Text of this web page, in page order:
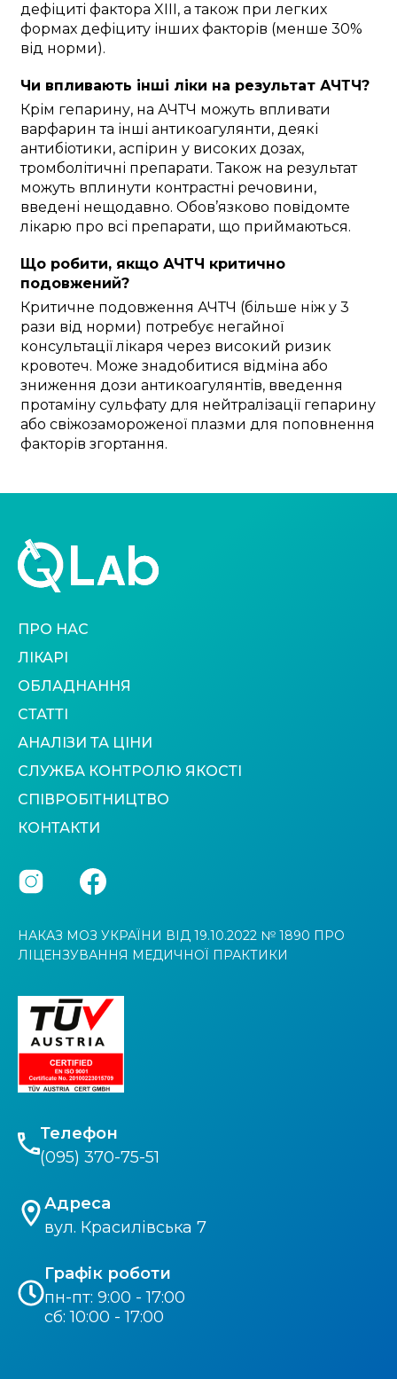
дефіциті фактора XIII, а також при легких
формах дефіциту інших факторів (менше 30%
від норми).
Чи впливають інші ліки на результат АЧТЧ?
Крім гепарину, на АЧТЧ можуть впливати
варфарин та інші антикоагулянти, деякі
антибіотики, аспірин у високих дозах,
тромболітичні препарати. Також на результат
можуть вплинути контрастні речовини,
введені нещодавно. Обов’язково повідомте
лікарю про всі препарати, що приймаються.
Що робити, якщо АЧТЧ критично
подовжений?
Критичне подовження АЧТЧ (більше ніж у 3
рази від норми) потребує негайної
консультації лікаря через високий ризик
кровотеч. Може знадобитися відміна або
зниження дози антикоагулянтів, введення
протаміну сульфату для нейтралізації гепарину
або свіжозамороженої плазми для поповнення
факторів згортання.
ПРО НАС
ЛІКАРІ
ОБЛАДНАННЯ
СТАТТІ
АНАЛІЗИ ТА ЦІНИ
СЛУЖБА КОНТРОЛЮ ЯКОСТІ
СПІВРОБІТНИЦТВО
КОНТАКТИ
НАКАЗ МОЗ УКРАЇНИ ВІД 19.10.2022 № 1890 ПРО
ЛІЦЕНЗУВАННЯ МЕДИЧНОЇ ПРАКТИКИ
Телефон
(095) 370-75-51
Адреса
вул. Красилівська 7
Графік роботи
пн-пт: 9:00 - 17:00
сб: 10:00 - 17:00